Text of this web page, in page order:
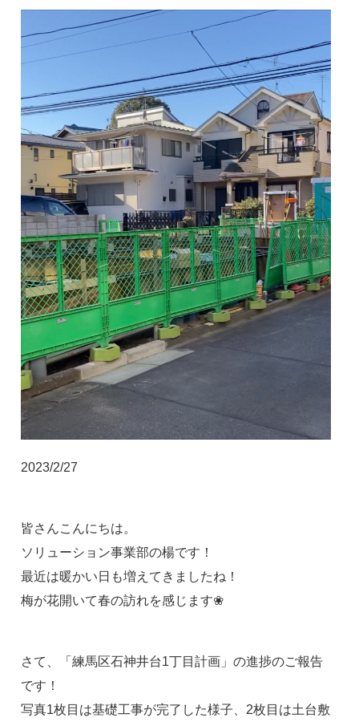
2023/2/27
皆さんこんにちは。
ソリューション事業部の楊です！
最近は暖かい日も増えてきましたね！
梅が花開いて春の訪れを感じます❀
さて、「練馬区石神井台1丁目計画」の進捗のご報告
です！
写真1枚目は基礎工事が完了した様子、2枚目は土台敷